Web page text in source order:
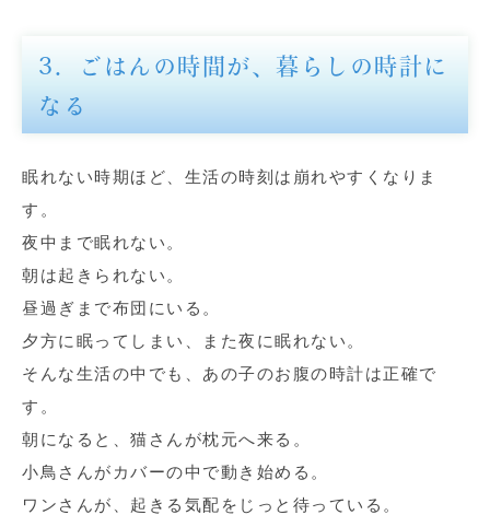
3．ごはんの時間が、暮らしの時計に
なる
眠れない時期ほど、生活の時刻は崩れやすくなりま
す。
夜中まで眠れない。
朝は起きられない。
昼過ぎまで布団にいる。
夕方に眠ってしまい、また夜に眠れない。
そんな生活の中でも、あの子のお腹の時計は正確で
す。
朝になると、猫さんが枕元へ来る。
小鳥さんがカバーの中で動き始める。
ワンさんが、起きる気配をじっと待っている。